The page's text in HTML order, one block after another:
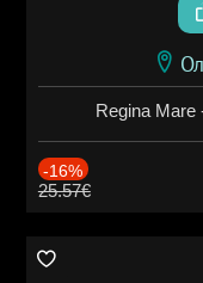
Regina Mare
-16%
25.57€